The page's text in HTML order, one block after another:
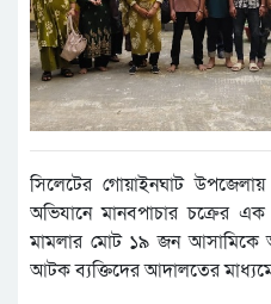
সিলেটের গোয়াইনঘাট
অভিযানে মানবপাচার চক্রের
মামলার মোট ১৯ জন আসামিকে
আটক ব্যক্তিদের আদালতের